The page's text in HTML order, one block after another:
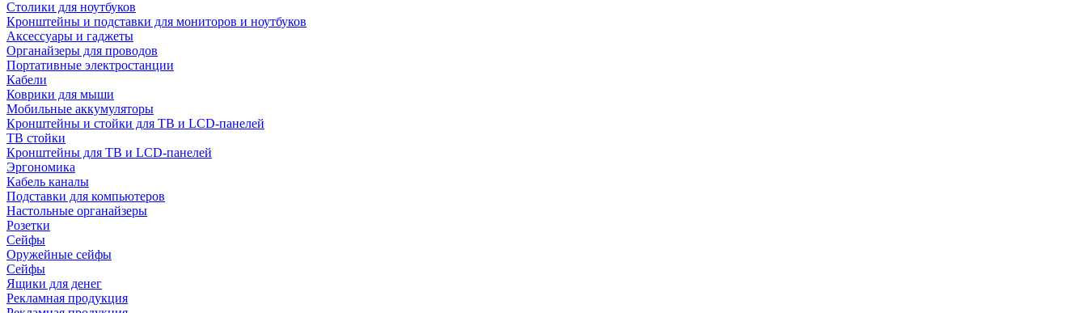
Столики для ноутбуков
Кронштейны и подставки для мониторов и ноутбуков
Аксессуары и гаджеты
Органайзеры для проводов
Портативные электростанции
Кабели
Коврики для мыши
Мобильные аккумуляторы
Кронштейны и стойки для ТВ и LCD-панелей
ТВ стойки
Кронштейны для ТВ и LCD-панелей
Эргономика
Кабель каналы
Подставки для компьютеров
Настольные органайзеры
Розетки
Сейфы
Оружейные сейфы
Сейфы
Ящики для денег
Рекламная продукция